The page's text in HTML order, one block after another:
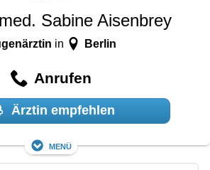
Sabine Aisenbrey
in Berlin
Anrufen
Ärztin empfehlen
Menü